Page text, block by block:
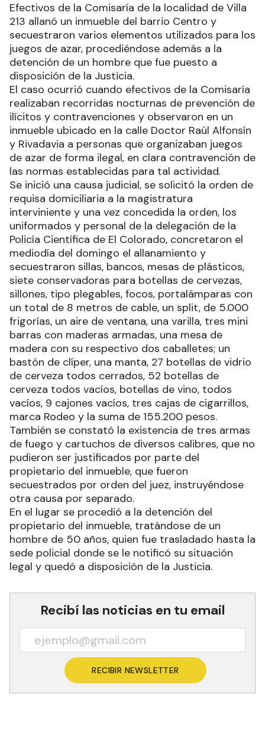
Efectivos de la Comisaría de la localidad de Villa
213 allanó un inmueble del barrio Centro y
secuestraron varios elementos utilizados para los
juegos de azar, procediéndose además a la
detención de un hombre que fue puesto a
disposición de la Justicia.
El caso ocurrió cuando efectivos de la Comisaría
realizaban recorridas nocturnas de prevención de
ilícitos y contravenciones y observaron en un
inmueble ubicado en la calle Doctor Raúl Alfonsín
y Rivadavia a personas que organizaban juegos
de azar de forma ilegal, en clara contravención de
las normas establecidas para tal actividad.
Se inició una causa judicial, se solicitó la orden de
requisa domiciliaria a la magistratura
interviniente y una vez concedida la orden, los
uniformados y personal de la delegación de la
Policía Científica de El Colorado, concretaron el
mediodía del domingo el allanamiento y
secuestraron sillas, bancos, mesas de plásticos,
siete conservadoras para botellas de cervezas,
sillones, tipo plegables, focos, portalámparas con
un total de 8 metros de cable, un split, de 5.000
frigorías, un aire de ventana, una varilla, tres mini
barras con maderas armadas, una mesa de
madera con su respectivo dos caballetes; un
bastón de clíper, una manta, 27 botellas de vidrio
de cerveza todos cerrados, 52 botellas de
cerveza todos vacíos, botellas de vino, todos
vacíos, 9 cajones vacíos, tres cajas de cigarrillos,
marca Rodeo y la suma de 155.200 pesos.
También se constató la existencia de tres armas
de fuego y cartuchos de diversos calibres, que no
pudieron ser justificados por parte del
propietario del inmueble, que fueron
secuestrados por orden del juez, instruyéndose
otra causa por separado.
En el lugar se procedió a la detención del
propietario del inmueble, tratándose de un
hombre de 50 años, quien fue trasladado hasta la
sede policial donde se le notificó su situación
legal y quedó a disposición de la Justicia.
Recibí las noticias en tu email
RECIBIR NEWSLETTER